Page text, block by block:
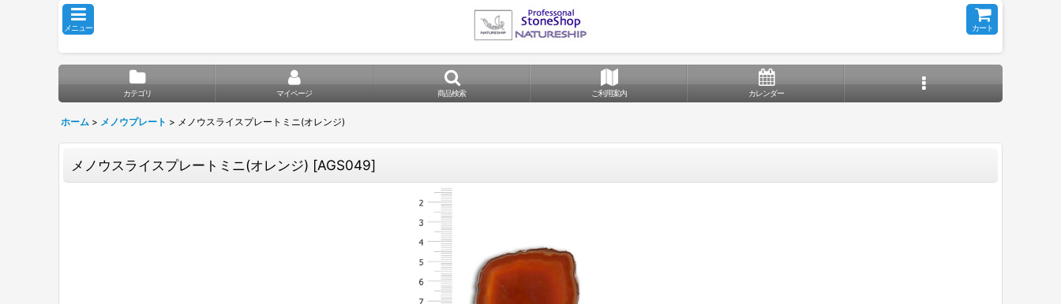
メニュー カート
カテゴリ マイページ 商品検索 ご利用案内 カレンダー
ホーム > メノウプレート > メノウスライスプレートミニ(オレンジ)
メノウスライスプレートミニ(オレンジ) [AGS049]